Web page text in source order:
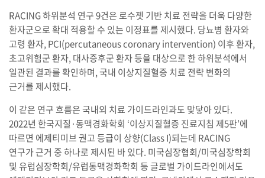
RACING 하위분석 연구 9건은 로수젯 기반 치료 전략을 더욱 다양한
환자군으로 확대 적용할 수 있는 이정표를 제시했다. 당뇨병 환자와
고령 환자, PCI(percutaneous coronary intervention) 이후 환자,
초고위험군 환자, 대사증후군 환자 등을 대상으로 한 하위분석에서
일관된 결과를 확인하며, 국내 이상지질혈증 치료 전략 변화의
근거를 제시했다.
이 같은 연구 흐름은 국내외 치료 가이드라인과도 맞닿아 있다.
2022년 한국지질·동맥경화학회 ‘이상지질혈증 진료지침 제5판’에
따르면 에제티미브 권고 등급이 상향(Class I)되는데 RACING
연구가 근거 중 하나로 제시된 바 있다. 미국심장협회/미국심장학회
및 유럽심장학회/유럽동맥경화학회 등 글로벌 가이드라인에서도